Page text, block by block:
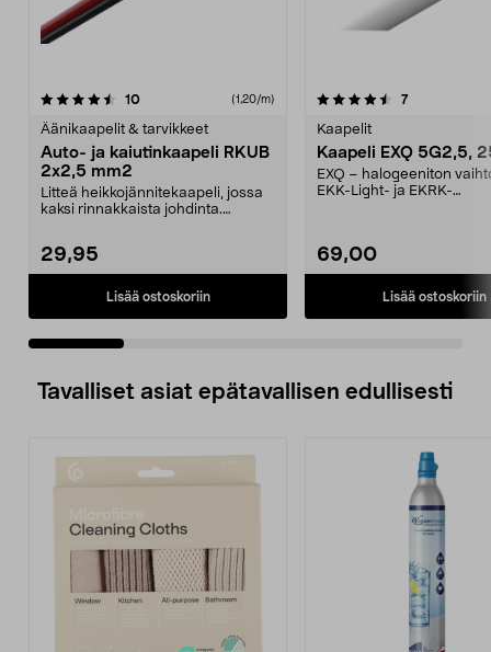
10arvostelut (1,20/m)
Äänikaapelit & tarvikkeet
Auto- ja kaiutinkaapeli RKUB
2x2,5 mm2
Litteä heikkojännitekaapeli, jossa
kaksi rinnakkaista johdinta.
29,95
Lisää ostoskoriin
4.5 viidestä
7arvostelut
Kaapelit
Kaapeli EXQ 5G2,5,
EXQ – halogeeniton
EKK-Light- ja EKRK-
69,00
Lisää ostoskoriin
4.5 viidestä
Tavalliset asiat epätavallisen edullisesti